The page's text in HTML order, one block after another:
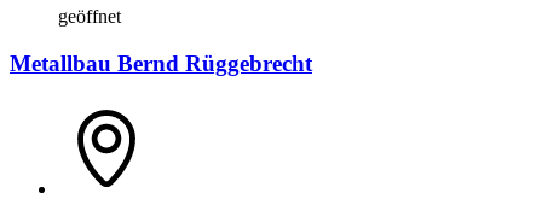
geöffnet
Metallbau Bernd Rüggebrecht